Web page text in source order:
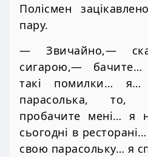
Полісмен
пару.
— Звичайно,—
сигарою,— бачите…
такі помилки…
парасолька, то,
пробачите мені… я
сьогодні в
свою парасольку… я